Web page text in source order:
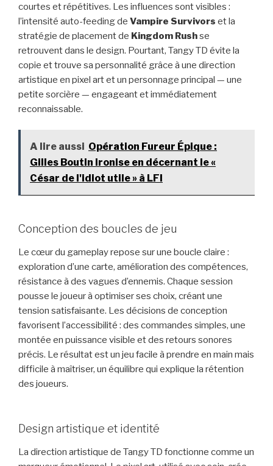
courtes et répétitives. Les influences sont visibles :
l’intensité auto-feeding de Vampire Survivors et la
stratégie de placement de Kingdom Rushse
retrouvent dans le design. Pourtant, Tangy TD évite la
copie et trouve sa personnalité grâce à une direction
artistique en pixel art et un personnage principal — une
petite sorcière — engageant et immédiatement
reconnaissable.
A lire aussi Opération Fureur Épique :
Gilles Boutin ironise en décernant le «
César de l'idiot utile » à LFI
Conception des boucles de jeu
Le cœur du gameplay repose sur une boucle claire :
exploration d’une carte, amélioration des compétences,
résistance à des vagues d’ennemis. Chaque session
pousse le joueur à optimiser ses choix, créant une
tension satisfaisante. Les décisions de conception
favorisent l’accessibilité : des commandes simples, une
montée en puissance visible et des retours sonores
précis. Le résultat est un jeu facile à prendre en main mais
difficile à maîtriser, un équilibre qui explique la rétention
des joueurs.
Design artistique et identité
La direction artistique de Tangy TD fonctionne comme un